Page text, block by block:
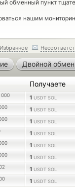
обменный пункт
нашим
Избранное
Двойной обмен
Получаете
000 1 USDT SOL
1 USDT SOL
1 USDT SOL
1 USDT SOL
1 USDT SOL
1 USDT SOL
1 USDT SOL
1 USDT SOL